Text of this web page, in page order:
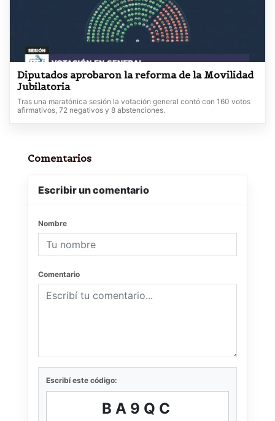
Diputados aprobaron la reforma de la Movilidad
Jubilatoria
Tras una maratónica sesión la votación general contó con 160 votos
afirmativos, 72 negativos y 8 abstenciones.
Comentarios
Escribir un comentario
Nombre
Comentario
Escribí este código:
BA9QC